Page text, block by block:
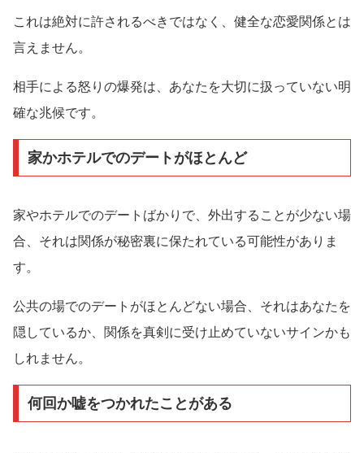
これは絶対に許されるべきではなく、健全な恋愛関係とは
言えません。
相手による怒りの爆発は、あなたを大切に扱っていない明
確な兆候です。
家かホテルでのデートがほとんど
家やホテルでのデートばかりで、外出することが少ない場
合、それは関係が秘密裏に保たれている可能性がありま
す。
公共の場でのデートがほとんどない場合、それはあなたを
隠しているか、関係を真剣に受け止めていないサインかも
しれません。
何回か嘘をつかれたことがある